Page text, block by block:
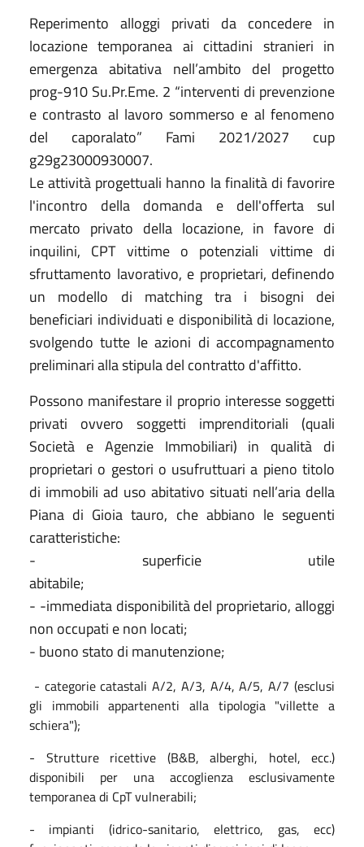
Reperimento alloggi privati da concedere in
locazione temporanea ai cittadini stranieri in
emergenza abitativa nell’ambito del progetto
prog-910 Su.Pr.Eme. 2 “interventi di prevenzione
e contrasto al lavoro sommerso e al fenomeno
del caporalato” Fami 2021/2027 cup
g29g23000930007.
Le attività progettuali hanno la finalità di favorire
l'incontro della domanda e dell'offerta sul
mercato privato della locazione, in favore di
inquilini, CPT vittime o potenziali vittime di
sfruttamento lavorativo, e proprietari, definendo
un modello di matching tra i bisogni dei
beneficiari individuati e disponibilità di locazione,
svolgendo tutte le azioni di accompagnamento
preliminari alla stipula del contratto d'affitto.
Possono manifestare il proprio interesse soggetti
privati ovvero soggetti imprenditoriali (quali
Società e Agenzie Immobiliari) in qualità di
proprietari o gestori o usufruttuari a pieno titolo
di immobili ad uso abitativo situati nell’aria della
Piana di Gioia tauro, che abbiano le seguenti
caratteristiche:
- superficie utile
abitabile;
- -immediata disponibilità del proprietario, alloggi
non occupati e non locati;
- buono stato di manutenzione;
- categorie catastali A/2, A/3, A/4, A/5, A/7 (esclusi
gli immobili appartenenti alla tipologia "villette a
schiera");
- Strutture ricettive (B&B, alberghi, hotel, ecc.)
disponibili per una accoglienza esclusivamente
temporanea di CpT vulnerabili;
- impianti (idrico-sanitario, elettrico, gas, ecc)